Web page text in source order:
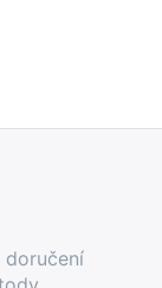
doručení